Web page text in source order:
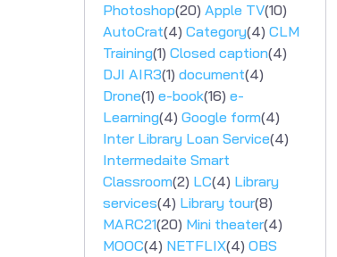
Photoshop(20) Apple TV(10)
AutoCrat(4) Category(4) CLM
Training(1) Closed caption(4)
DJI AIR3(1) document(4)
Drone(1) e-book(16) e-
Learning(4) Google form(4)
Inter Library Loan Service(4)
Intermedaite Smart
Classroom(2) LC(4) Library
services(4) Library tour(8)
MARC21(20) Mini theater(4)
MOOC(4) NETFLIX(4) OBS